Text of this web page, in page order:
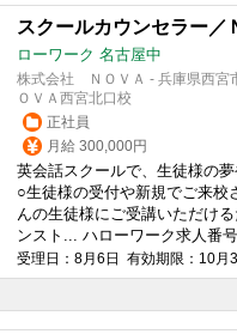
スクールカウンセラー／
ローワーク 名古屋中
株式会社 ＮＯＶＡ - 兵庫県西宮
ＯＶＡ西宮北口校
正社員
月給 300,000円
英会話スクールで、生徒様の
○生徒様の受付や新規でご来校
んの生徒様にご受講いただけ
ンスト... ハローワーク求人番
受理日：8月6日 有効期限：10月